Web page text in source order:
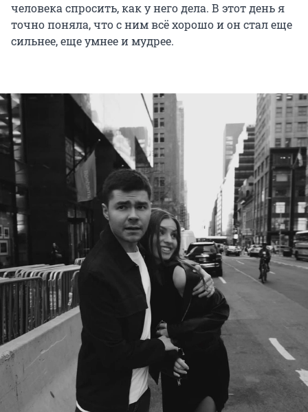
человека спросить, как у него дела. В этот день я
точно поняла, что с ним всё хорошо и он стал еще
сильнее, еще умнее и мудрее.